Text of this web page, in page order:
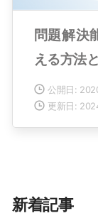
問題解決
える方法
公開日:
更新日:
新着記事